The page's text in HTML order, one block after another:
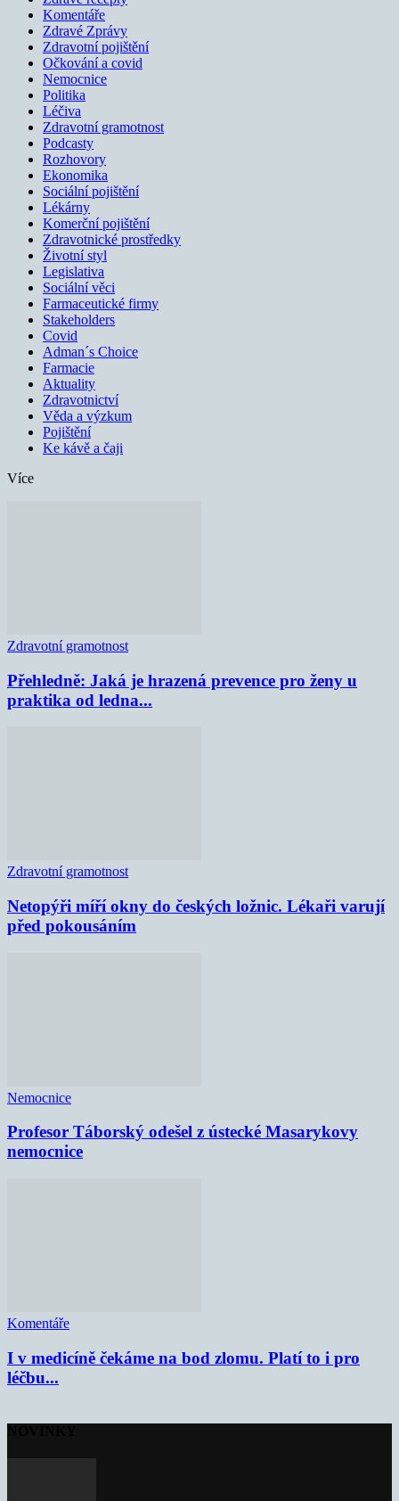
Komentáře
Zdravé Zprávy
Zdravotní pojištění
Očkování a covid
Nemocnice
Politika
Léčiva
Zdravotní gramotnost
Podcasty
Rozhovory
Ekonomika
Sociální pojištění
Lékárny
Komerční pojištění
Zdravotnické prostředky
Životní styl
Legislativa
Sociální věci
Farmaceutické firmy
Stakeholders
Covid
Adman´s Choice
Farmacie
Aktuality
Zdravotnictví
Věda a výzkum
Pojištění
Ke kávě a čaji
Více
Zdravotní gramotnost
Přehledně: Jaká je hrazená prevence pro ženy u
praktika od ledna...
Zdravotní gramotnost
Netopýři míří okny do českých ložnic. Lékaři varují
před pokousáním
Nemocnice
Profesor Táborský odešel z ústecké Masarykovy
nemocnice
Komentáře
I v medicíně čekáme na bod zlomu. Platí to i pro
léčbu...